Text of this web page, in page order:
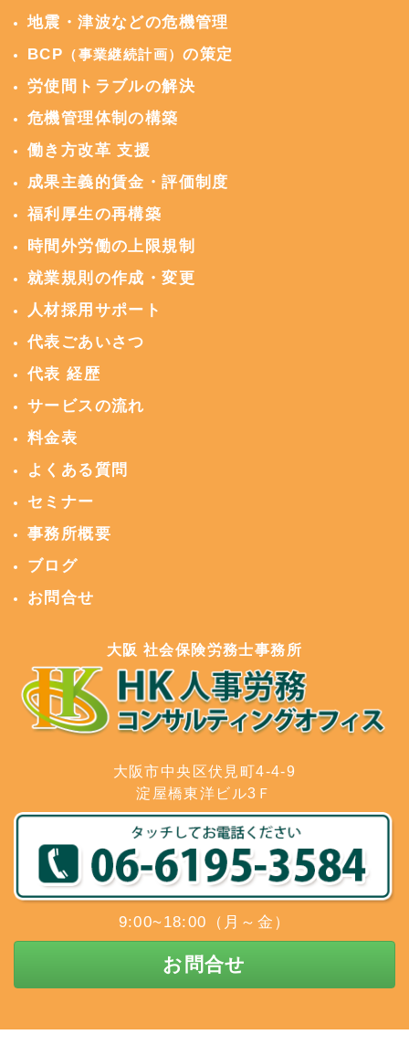
地震・津波などの危機管理
BCP （事業継続計画）の策定
労使間トラブルの解決
危機管理体制の構築
働き方改革 支援
成果主義的賃金・評価制度
福利厚生の再構築
時間外労働の上限規制
就業規則の作成・変更
人材採用サポート
代表ごあいさつ
代表 経歴
サービスの流れ
料金表
よくある質問
セミナー
事務所概要
ブログ
お問合せ
大阪 社会保険労務士事務所
大阪市中央区伏見町4-4-9
淀屋橋東洋ビル3Ｆ
9:00~18:00（月～金）
お問合せ